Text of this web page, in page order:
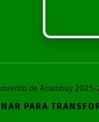
de Acambay
PARA